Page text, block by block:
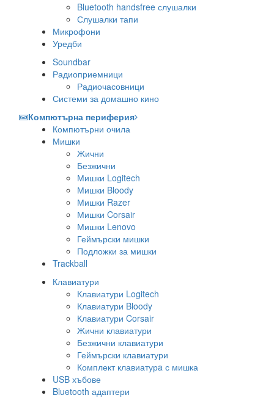
Bluetooth handsfree слушалки
Слушалки тапи
Микрофони
Уредби
Soundbar
Радиоприемници
Радиочасовници
Системи за домашно кино
Компютърна периферия
Компютърни очила
Мишки
Жични
Безжични
Мишки Logitech
Мишки Bloody
Мишки Razer
Мишки Corsair
Мишки Lenovo
Геймърски мишки
Подложки за мишки
Trackball
Клавиатури
Клавиатури Logitech
Клавиатури Bloody
Клавиатури Corsair
Жични клавиатури
Безжични клавиатури
Геймърски клавиатури
Комплект клавиатурa с мишка
USB хъбове
Bluetooth адаптери